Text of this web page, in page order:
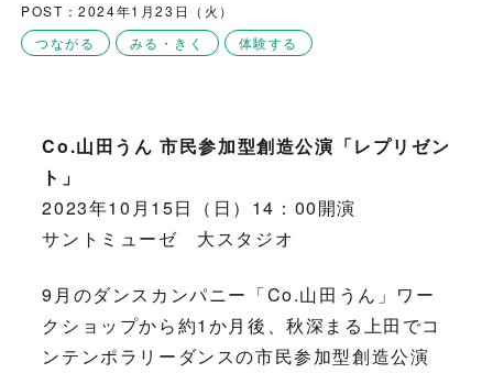
POST：2024年1月23日（火）
つながる
みる・きく 体験する
Co.山田うん 市民参加型創造公演「レプリゼン
ト」
2023年10月15日（日）14：00開演
サントミューゼ 大スタジオ
9月のダンスカンパニー「Co.山田うん」ワー
クショップから約1か月後、秋深まる上田でコ
ンテンポラリーダンスの市民参加型創造公演